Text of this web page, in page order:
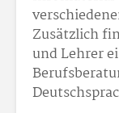
Zusätzlich
und Lehrer